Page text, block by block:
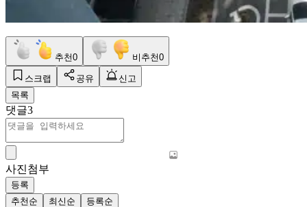
추천0 비추천0
스크랩 공유
신고
목록
댓글3
사진첨부
등록
추천순
최신순 등록순